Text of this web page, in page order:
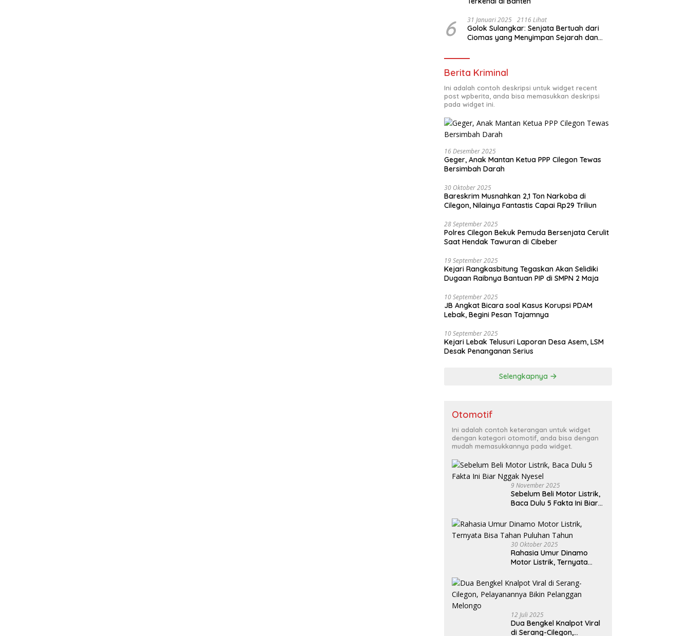
6 31 Januari 2025 2116 Lihat
Golok Sulangkar: Senjata Bertuah dari
Ciomas yang Menyimpan Sejarah dan
Berita Kriminal
Ini adalah contoh deskripsi untuk widget recent
post wpberita, anda bisa memasukkan deskripsi
pada widget ini.
16 Desember 2025
Geger, Anak Mantan Ketua PPP Cilegon Tewas
Bersimbah Darah
30 Oktober 2025
Bareskrim Musnahkan 2,1 Ton Narkoba di
Cilegon, Nilainya Fantastis Capai Rp29 Triliun
28 September 2025
Polres Cilegon Bekuk Pemuda Bersenjata Cerulit
Saat Hendak Tawuran di Cibeber
19 September 2025
Kejari Rangkasbitung Tegaskan Akan Selidiki
Dugaan Raibnya Bantuan PIP di SMPN 2 Maja
10 September 2025
JB Angkat Bicara soal Kasus Korupsi PDAM
Lebak, Begini Pesan Tajamnya
10 September 2025
Kejari Lebak Telusuri Laporan Desa Asem, LSM
Desak Penanganan Serius
Selengkapnya
Otomotif
Ini adalah contoh keterangan untuk widget
dengan kategori otomotif, anda bisa dengan
mudah memasukkannya pada widget.
9 November 2025
Sebelum Beli Motor Listrik,
Baca Dulu 5 Fakta Ini Biar
30 Oktober 2025
Rahasia Umur Dinamo
Motor Listrik, Ternyata
12 Juli 2025
Dua Bengkel Knalpot Viral
di Serang-Cilegon,